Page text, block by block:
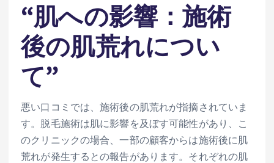
“肌への影響：施術
後の肌荒れについ
て”
悪い口コミでは、施術後の肌荒れが指摘されていま
す。脱毛施術は肌に影響を及ぼす可能性があり、こ
のクリニックの場合、一部の顧客からは施術後に肌
荒れが発生するとの報告があります。それぞれの肌